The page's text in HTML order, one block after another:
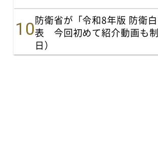
防衛省が「令和8年版 防衛
表 今回初めて紹介動画も
日）